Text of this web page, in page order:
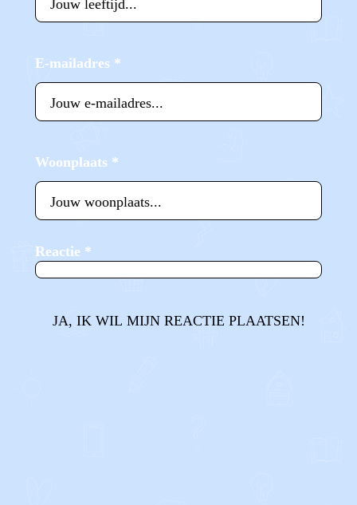
E-mailadres *
Woonplaats *
Reactie *
JA, IK WIL MIJN REACTIE PLAATSEN!